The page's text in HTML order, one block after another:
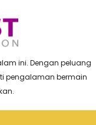
ini. Dengan peluang
pengalaman bermain